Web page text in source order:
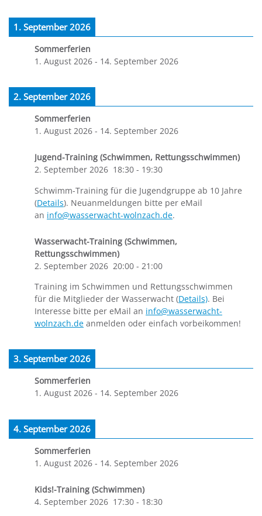
1. September 2026
Sommerferien
1. August 2026 - 14. September 2026
2. September 2026
Sommerferien
1. August 2026 - 14. September 2026
Jugend-Training (Schwimmen, Rettungsschwimmen)
2. September 2026 18:30 - 19:30
Schwimm-Training für die Jugendgruppe ab 10 Jahre
(Details). Neuanmeldungen bitte per eMail
an info@wasserwacht-wolnzach.de.
Wasserwacht-Training (Schwimmen,
Rettungsschwimmen)
2. September 2026 20:00 - 21:00
Training im Schwimmen und Rettungsschwimmen
für die Mitglieder der Wasserwacht (Details). Bei
Interesse bitte per eMail an info@wasserwacht-
wolnzach.de anmelden oder einfach vorbeikommen!
3. September 2026
Sommerferien
1. August 2026 - 14. September 2026
4. September 2026
Sommerferien
1. August 2026 - 14. September 2026
Kids!-Training (Schwimmen)
4. September 2026 17:30 - 18:30